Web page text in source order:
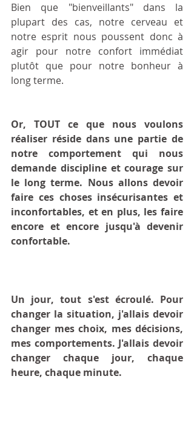
Bien que "bienveillants" dans la
plupart des cas, notre cerveau et
notre esprit nous poussent donc à
agir pour notre confort immédiat
plutôt que pour notre bonheur à
long terme.
Or, TOUT ce que nous voulons
réaliser réside dans une partie de
notre comportement qui nous
demande discipline et courage sur
le long terme. Nous allons devoir
faire ces choses insécurisantes et
inconfortables, et en plus, les faire
encore et encore jusqu'à devenir
confortable.
Un jour, tout s'est écroulé. Pour
changer la situation, j'allais devoir
changer mes choix, mes décisions,
mes comportements. J'allais devoir
changer chaque jour, chaque
heure, chaque minute.